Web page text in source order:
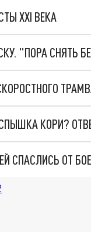
XXI ВЕКА
"ПОРА СНЯТЬ
КОРИ?
СПАСЛИСЬ ОТ